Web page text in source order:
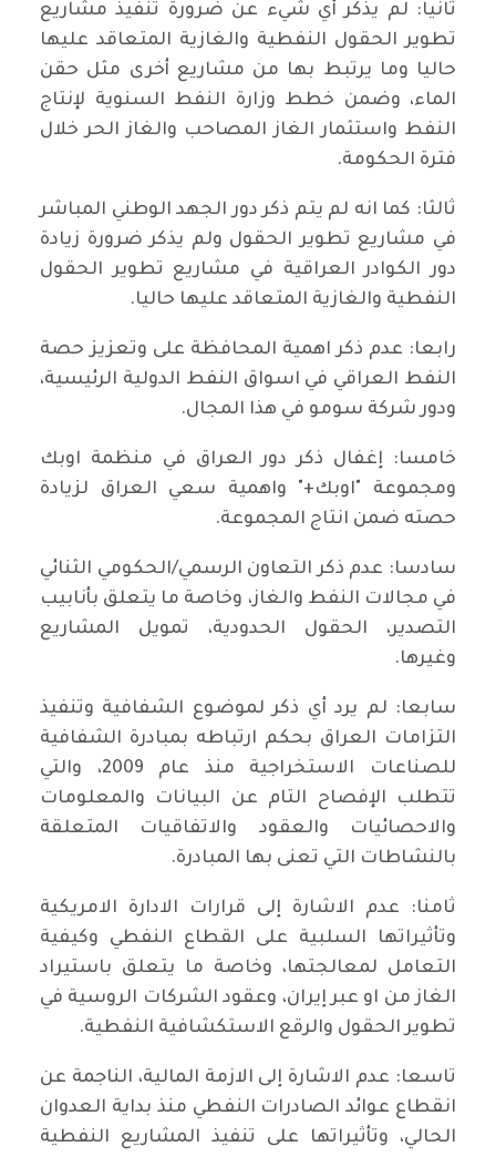
ثانيا: لم يذكر أي شيء عن ضرورة تنفيذ مشاريع
تطوير الحقول النفطية والغازية المتعاقد عليها
حاليا وما يرتبط بها من مشاريع أخرى مثل حقن
الماء، وضمن خطط وزارة النفط السنوية لإنتاج
النفط واستثمار الغاز المصاحب والغاز الحر خلال
فترة الحكومة.
ثالثا: كما انه لم يتم ذكر دور الجهد الوطني المباشر
في مشاريع تطوير الحقول ولم يذكر ضرورة زيادة
دور الكوادر العراقية في مشاريع تطوير الحقول
النفطية والغازية المتعاقد عليها حاليا.
رابعا: عدم ذكر اهمية المحافظة على وتعزيز حصة
النفط العراقي في اسواق النفط الدولية الرئيسية،
ودور شركة سومو في هذا المجال.
خامسا: إغفال ذكر دور العراق في منظمة اوبك
ومجموعة "اوبك+" واهمية سعي العراق لزيادة
حصته ضمن انتاج المجموعة.
سادسا: عدم ذكر التعاون الرسمي/الحكومي الثنائي
في مجالات النفط والغاز، وخاصة ما يتعلق بأنابيب
التصدير، الحقول الحدودية، تمويل المشاريع
وغيرها.
سابعا: لم يرد أي ذكر لموضوع الشفافية وتنفيذ
التزامات العراق بحكم ارتباطه بمبادرة الشفافية
للصناعات الاستخراجية منذ عام 2009، والتي
تتطلب الإفصاح التام عن البيانات والمعلومات
والاحصائيات والعقود والاتفاقيات المتعلقة
بالنشاطات التي تعنى بها المبادرة.
ثامنا: عدم الاشارة إلى قرارات الادارة الامريكية
وتأثيراتها السلبية على القطاع النفطي وكيفية
التعامل لمعالجتها، وخاصة ما يتعلق باستيراد
الغاز من او عبر إيران، وعقود الشركات الروسية في
تطوير الحقول والرقع الاستكشافية النفطية.
تاسعا: عدم الاشارة إلى الازمة المالية، الناجمة عن
انقطاع عوائد الصادرات النفطي منذ بداية العدوان
الحالي، وتأثيراتها على تنفيذ المشاريع النفطية